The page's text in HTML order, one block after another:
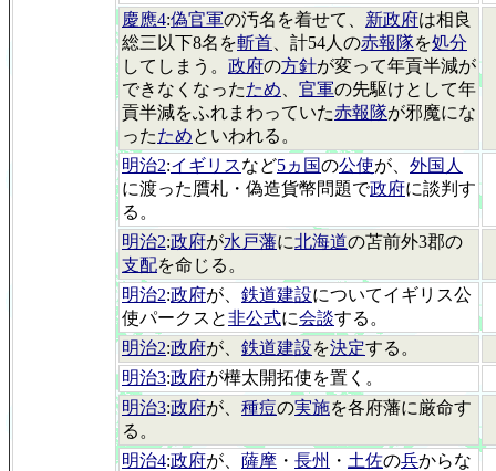
慶應4:偽官軍の汚名を着せて、 新政府は相良
総三以下8名を斬首 、計54人の赤報隊を処分
してしまう。 政府の方針が変って年貢半減が
できなくなったため 官軍の先駆けとして年
貢半減をふれまわっていた赤報隊が邪魔にな
ったためといわれる。
明治2:イギリスなど5ヵ国の公使が、 外国人
に渡った贋札・偽造貨幣問題で政府に談判す
る。
明治2:政府が水戸藩に北海道の苫前外3郡の
支配を命じる。
明治2:政府が、 鉄道建設についてイギリス公
使パークスと非公式に会談する。
明治2:政府が、 鉄道建設を決定する。
明治3:政府が樺太開拓使を置く。
明治3:政府が、 種痘の実施を各府藩に厳命す
る。
明治4:政府が、 薩摩 ・ 長州 ・ 土佐の兵からな